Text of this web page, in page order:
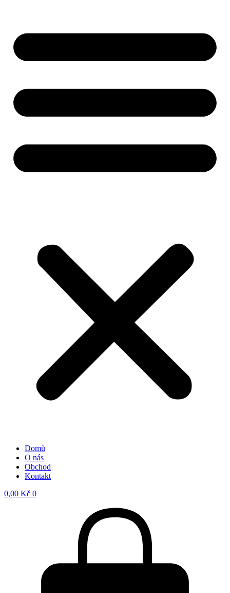
Domů
O nás
Obchod
Kontakt
0,00 Kč 0